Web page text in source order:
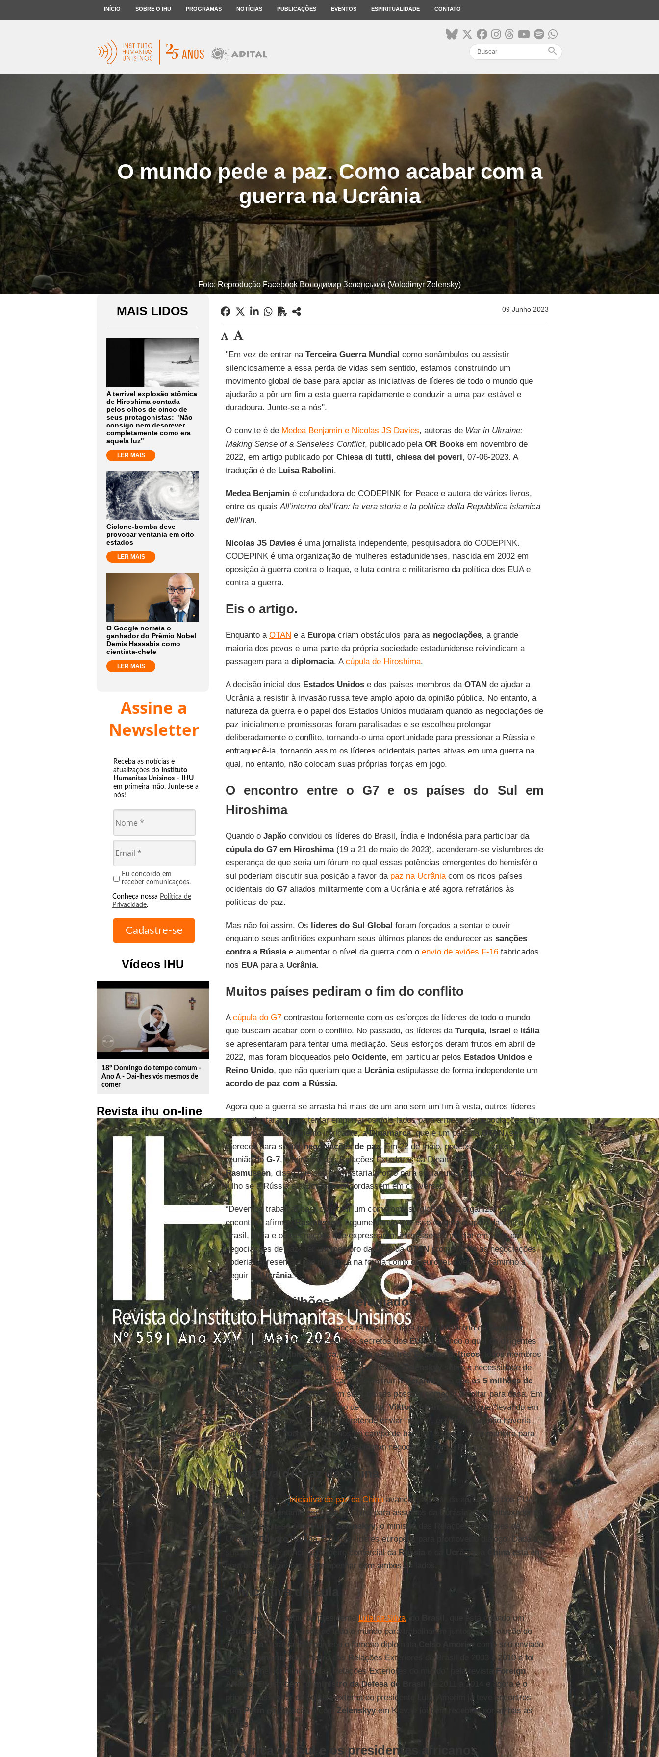
INÍCIO SOBRE O IHU PROGRAMAS NOTÍCIAS PUBLICAÇÕES EVENTOS ESPIRITUALIDADE CONTATO
search
O mundo pede a paz. Como acabar com a
guerra na Ucrânia
Foto: Reprodução Facebook Володимир Зеленський (Volodimyr Zelensky)
MAIS LIDOS
A terrível explosão atômica
de Hiroshima contada
pelos olhos de cinco de
seus protagonistas: "Não
consigo nem descrever
completamente como era
aquela luz"
LER MAIS
Ciclone-bomba deve
provocar ventania em oito
estados
LER MAIS
O Google nomeia o
ganhador do Prêmio Nobel
Demis Hassabis como
cientista-chefe
LER MAIS
Assine a
Newsletter
Receba as notícias e
atualizações do Instituto
Humanitas Unisinos – IHU
em primeira mão. Junte-se a
nós!
Eu concordo em
receber comunicações.
Conheça nossa Política de
Privacidade.
Vídeos IHU
play_circle_outline
18º Domingo do tempo comum -
Ano A - Dai-lhes vós mesmos de
comer
Revista ihu on-line
09 Junho 2023
"Em vez de entrar na Terceira Guerra Mundial como sonâmbulos ou assistir
silenciosamente a essa perda de vidas sem sentido, estamos construindo um
movimento global de base para apoiar as iniciativas de líderes de todo o mundo que
ajudarão a pôr um fim a esta guerra rapidamente e conduzir a uma paz estável e
duradoura. Junte-se a nós".
O convite é deMedea Benjamin e Nicolas JS Davies, autoras de War in Ukraine:
Making Sense of a Senseless Conflict, publicado pela OR Booksem novembro de
2022, em artigo publicado por Chiesa di tutti, chiesa dei poveri, 07-06-2023. A
tradução é deLuisa Rabolini.
Medea Benjaminé cofundadora do CODEPINK for Peace e autora de vários livros,
entre os quaisAll’interno dell’Iran: la vera storia e la politica della Repubblica islamica
dell’Iran.
Nicolas JS Daviesé uma jornalista independente, pesquisadora do CODEPINK.
CODEPINK é uma organização de mulheres estadunidenses, nascida em 2002 em
oposição à guerra contra o Iraque, e luta contra o militarismo da política dos EUA e
contra a guerra.
Eis o artigo.
Enquanto a OTAN e a Europacriam obstáculos para as negociações, a grande
maioria dos povos e uma parte da própria sociedade estadunidense reivindicam a
passagem para a diplomacia. Acúpula de Hiroshima.
A decisão inicial dos Estados Unidose dos países membros da OTANde ajudar a
Ucrânia a resistir à invasão russa teve amplo apoio da opinião pública. No entanto, a
natureza da guerra e o papel dos Estados Unidos mudaram quando as negociações de
paz inicialmente promissoras foram paralisadas e se escolheu prolongar
deliberadamente o conflito, tornando-o uma oportunidade para pressionar a Rússia e
enfraquecê-la, tornando assim os líderes ocidentais partes ativas em uma guerra na
qual, no entanto, não colocam suas próprias forças em jogo.
O encontro entre o G7 e os países do Sul em
Hiroshima
Quando o Japãoconvidou os líderes do Brasil, Índia e Indonésia para participar da
cúpula do G7 em Hiroshima(19 a 21 de maio de 2023), acenderam-se vislumbres de
esperança de que seria um fórum no qual essas potências emergentes do hemisfério
sul poderiam discutir sua posição a favor da paz na Ucrâniacom os ricos países
ocidentais do G7aliados militarmente com a Ucrânia e até agora refratários às
políticas de paz.
Mas não foi assim. Os líderes do Sul Global foram forçados a sentar e ouvir
enquanto seus anfitriões expunham seus últimos planos de endurecer as sanções
contra a Rússiae aumentar o nível da guerra com o envio de aviões F-16fabricados
nos EUApara a Ucrânia.
Muitos países pediram o fim do conflito
Acúpula do G7contrastou fortemente com os esforços de líderes de todo o mundo
que buscam acabar com o conflito. No passado, os líderes da Turquia, Israel e Itália
se apresentaram para tentar uma mediação. Seus esforços deram frutos em abril de
2022, mas foram bloqueados pelo Ocidente, em particular pelos Estados Unidose
Reino Unido, que não queriam que a Ucrâniaestipulasse de forma independente um
acordo de paz com a Rússia.
Agora que a guerra se arrasta há mais de um ano sem um fim à vista, outros líderes
se manifestaram para tentar empurrar os dois lados para a mesa de negociações. Em
um novo desenvolvimento intrigante, aDinamarca, que é um país daOTAN, se
ofereceu para sediarnegociações de paz. Em 22 de maio, poucos dias após a
reunião do G-7, o ministro das Relações Exteriores da Dinamarca,Lokke
Rasmussen, disse que seu país estaria pronto para sediar uma cúpula de paz em
julho se a Rússia e a Ucrânia concordassem em conversar.
“Devemos trabalhar para construir um compromisso global para organizar tal
encontro”, afirmouRasmussen , argumentando que isso exigiria o apoio da China,
Brasil, Índia e outras nações que expressaram interesse em mediar em vista das
negociações de paz. Ter um membro daUE e daOTANpromovendo as negociações
poderia representar uma mudança na forma como os europeus veem o caminho a
seguir naUcrânia.
Os cinco milhões de refugiados
Uma reflexão sobre essa mudança também foi feita por um relatório de
Seymour
Hersh, que cita fontes dos serviços secretos dosEUA, segundo o qual os dirigentes
daPolônia,República Checa,Hungriae dos trêsEstados Bálticos, todos membros
daOTAN, estão conversando com o Presidente Zelenskyy
sobre a necessidade de
acabar com a guerrae começar a reconstruir aUcrânia para que os5 milhões de
refugiadosque agora vivem em seus países possam começar a voltar para casa. Em
23 de maio, o presidente húngaro de direita,Viktor Orbán
, declarou que "levando em
conta o fato de que a
OTANnão pretende enviar tropas", era óbvio que não haveria
"vitória para os pobres ucranianos no campo de batalha" e que a única maneira para
acabar com o conflito seria que Washington negociasse com a Rússia.
Iniciativa de Paz da China
Enquanto isso, ainiciativa de paz da Chinaavançou, apesar da apreensão dos EUA.
Li Hui
, representante especial da China para assuntos da Eurásia e ex-embaixador na
Rússia, reuniu-se comPutin Zelenskyy, o ministro das Relações Exteriores da
Ucrânia,Dmytro Kuleba, e outros líderes europeus para promover o diálogo. Dada a
sua posição de principal parceiro comercial daRússia Ucrânia, a Chinaestá em
uma boa posição para se empenhar com ambos os lados.
A iniciativa de Lula
Outra iniciativa partiu do presidente Lula da Silva, do
, que está criando um
clube da paz" de países de todo o mundo para trabalharem juntos na resolução do
conflito na Ucrânia. Ele nomeou o famoso diplomata
Celso Amorim
como seu enviado
de paz.Amorimfoi ministro das Relações Exteriores do Brasil de 2003 a 2010 e foi
eleito o "melhor ministro das Relações Exteriores do mundo" pela revista Foreign
Affairs. Ele também foiministro da Defesa do Brasil
de 2011 a 2014 e agora é o
principal assessor de política externa do presidente Lula. Amorim já teve encontros
com
Putin em Moscou e com Zelenskyyem Kiev, e foi bem recebido por ambas as
partes.
A África do Sul e os presidentes africanos